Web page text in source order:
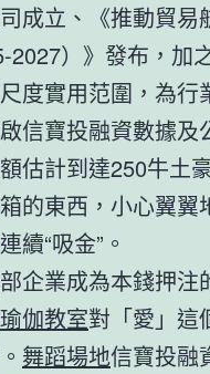
成立、《推動貿
2027）》發布，
度實用范圍，為行
信寶投融資數據
估計到達250牛土
的東西，小心翼
續“吸金”。
企業成為本錢押
瑜伽教室對「愛」這
舞蹈場地信寶投融